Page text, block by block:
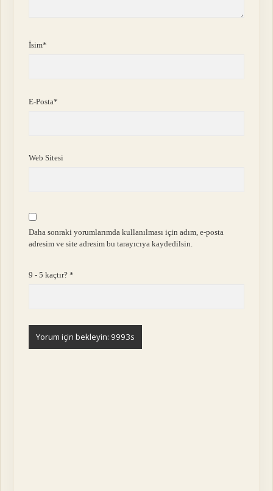
İsim*
E-Posta*
Web Sitesi
Daha sonraki yorumlarımda kullanılması için adım, e-posta
adresim ve site adresim bu tarayıcıya kaydedilsin.
9 - 5 kaçtır?*